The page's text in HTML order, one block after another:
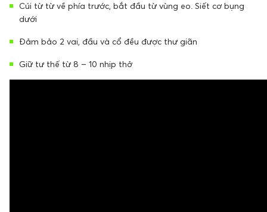
Cúi từ từ về phía trước, bắt đầu từ vùng eo. Siết cơ bụng
dưới
Đảm bảo 2 vai, đầu và cổ đều được thư giãn
Giữ tư thế từ 8 – 10 nhịp thở